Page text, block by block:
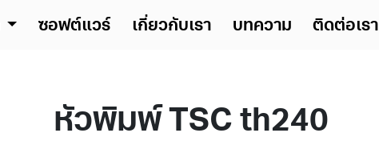
ซอฟต์แวร์ เกี่ยวกับเรา บทความ ติดต่อเรา
หัวพิมพ์ TSC th240